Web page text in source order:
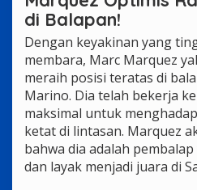
di Balapan!
Dengan keyakinan yang
membara, Marc Marquez
meraih posisi teratas di
Marino. Dia telah bekerja
maksimal untuk
ketat di lintasan. Marquez
bahwa dia adalah
dan layak menjadi juara di